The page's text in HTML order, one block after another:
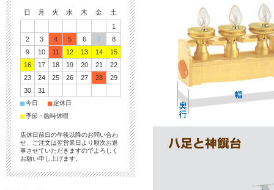
日 月 火 水 木 金
土
1
2
3 4 5 6 7
8
9
10 11 12 13 14
15
16
17 18 19 20 21
22
23
24 25 26 27 28
29
30
31
■今日 ■定休日
■季節・臨時休暇
店休日前日の午後以降のお問い合わ
せ、ご注文は翌営業日より順次お返
事させていただきますのでよろしく
お願い申し上げます。